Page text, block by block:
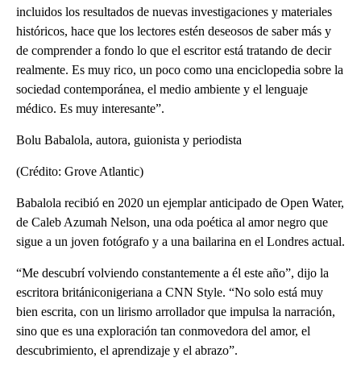
incluidos los resultados de nuevas investigaciones y materiales
históricos, hace que los lectores estén deseosos de saber más y
de comprender a fondo lo que el escritor está tratando de decir
realmente. Es muy rico, un poco como una enciclopedia sobre la
sociedad contemporánea, el medio ambiente y el lenguaje
médico. Es muy interesante”.
Bolu Babalola, autora, guionista y periodista
(Crédito: Grove Atlantic)
Babalola recibió en 2020 un ejemplar anticipado de Open Water,
de Caleb Azumah Nelson, una oda poética al amor negro que
sigue a un joven fotógrafo y a una bailarina en el Londres actual.
“Me descubrí volviendo constantemente a él este año”, dijo la
escritora britániconigeriana a CNN Style. “No solo está muy
bien escrita, con un lirismo arrollador que impulsa la narración,
sino que es una exploración tan conmovedora del amor, el
descubrimiento, el aprendizaje y el abrazo”.